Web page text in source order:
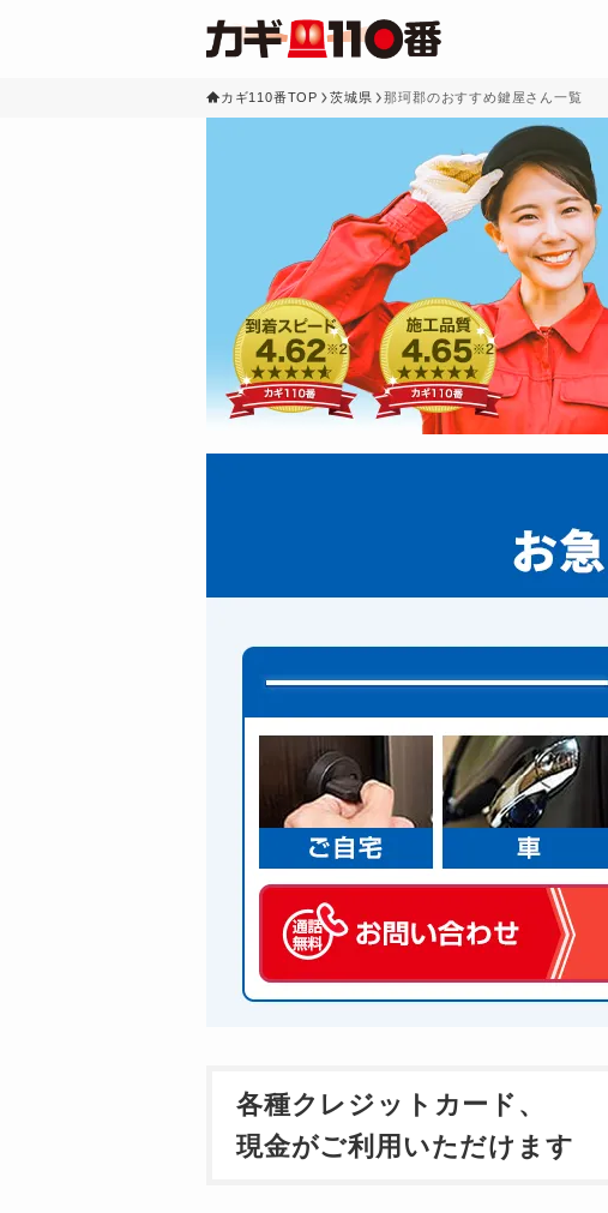
カギ110番TOP 茨城県 那珂郡のおすすめ鍵屋さん一覧
各種クレジットカード、
現金がご利用いただけます